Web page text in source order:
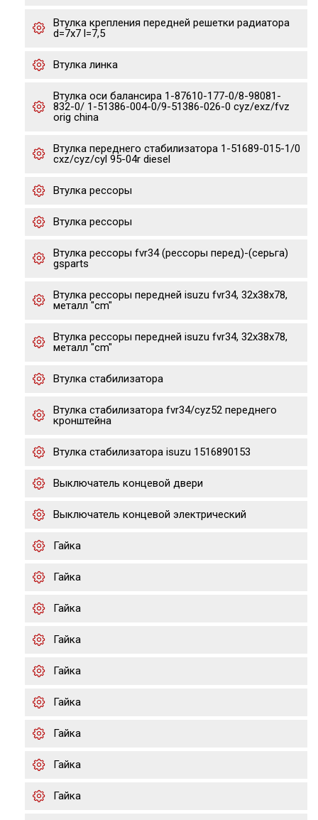
Втулка крепления передней решетки радиатора
d=7x7 l=7,5
Втулка линка
Втулка оси балансира 1-87610-177-0/8-98081-
832-0/ 1-51386-004-0/9-51386-026-0 cyz/exz/fvz
orig china
Втулка переднего стабилизатора 1-51689-015-1/0
cxz/cyz/cyl 95-04r diesel
Втулка рессоры
Втулка рессоры
Втулка рессоры fvr34 (рессоры перед)-(серьга)
gsparts
Втулка рессоры передней isuzu fvr34, 32x38x78,
металл "cm"
Втулка рессоры передней isuzu fvr34, 32x38x78,
металл "cm"
Втулка стабилизатора
Втулка стабилизатора fvr34/cyz52 переднего
кронштейна
Втулка стабилизатора isuzu 1516890153
Выключатель концевой двери
Выключатель концевой электрический
Гайка
Гайка
Гайка
Гайка
Гайка
Гайка
Гайка
Гайка
Гайка